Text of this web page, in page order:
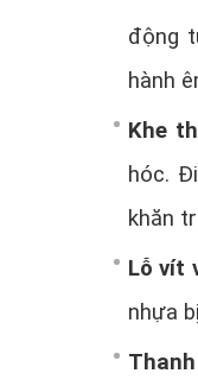
động
hành
Khe
hóc.
khăn
Lỗ vít
nhựa